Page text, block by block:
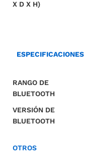
X D X H)
ESPECIFICACIONES
RANGO DE
BLUETOOTH
VERSIÓN DE
BLUETOOTH
OTROS